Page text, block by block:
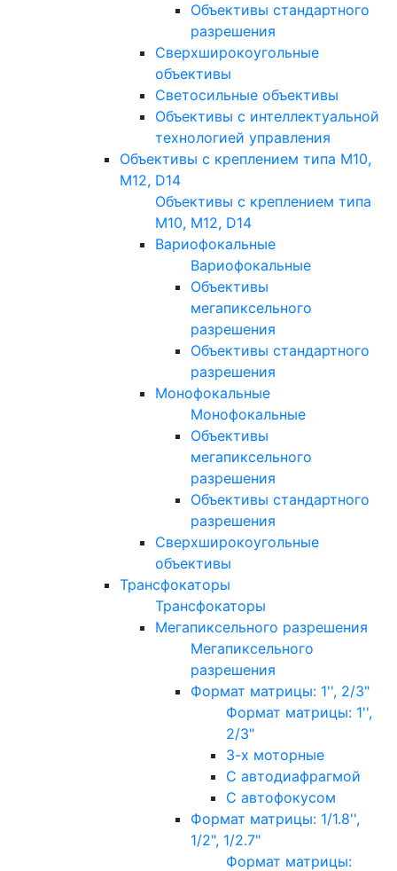
Объективы стандартного
разрешения
Сверхширокоугольные
объективы
Светосильные объективы
Объективы с интеллектуальной
технологией управления
Объективы с креплением типа M10,
M12, D14
Объективы с креплением типа
M10, M12, D14
Вариофокальные
Вариофокальные
Объективы
мегапиксельного
разрешения
Объективы стандартного
разрешения
Монофокальные
Монофокальные
Объективы
мегапиксельного
разрешения
Объективы стандартного
разрешения
Сверхширокоугольные
объективы
Трансфокаторы
Трансфокаторы
Мегапиксельного разрешения
Мегапиксельного
разрешения
Формат матрицы: 1'', 2/3"
Формат матрицы: 1'',
2/3"
3-х моторные
С автодиафрагмой
С автофокусом
Формат матрицы: 1/1.8'',
1/2", 1/2.7"
Формат матрицы: